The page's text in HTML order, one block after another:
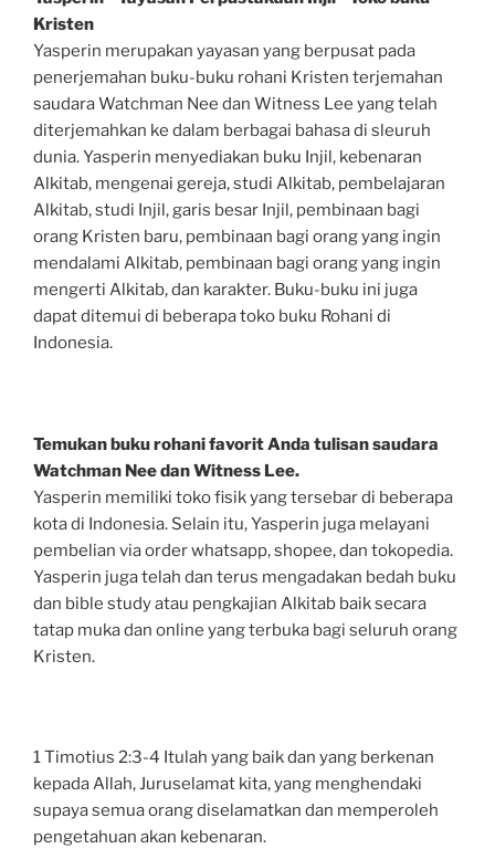
Kristen
Yasperin merupakan yayasan yang berpusat pada
penerjemahan buku-buku rohani Kristen terjemahan
saudara Watchman Nee dan Witness Lee yang telah
diterjemahkan ke dalam berbagai bahasa di sleuruh
dunia. Yasperin menyediakan buku Injil, kebenaran
Alkitab, mengenai gereja, studi Alkitab, pembelajaran
Alkitab, studi Injil, garis besar Injil, pembinaan bagi
orang Kristen baru, pembinaan bagi orang yang ingin
mendalami Alkitab, pembinaan bagi orang yang ingin
mengerti Alkitab, dan karakter. Buku-buku ini juga
dapat ditemui di beberapa toko buku Rohani di
Indonesia.
Temukan buku rohani favorit Anda tulisan saudara
Watchman Nee dan Witness Lee.
Yasperin memiliki toko fisik yang tersebar di beberapa
kota di Indonesia. Selain itu, Yasperin juga melayani
pembelian via order whatsapp, shopee, dan tokopedia.
Yasperin juga telah dan terus mengadakan bedah buku
dan bible study atau pengkajian Alkitab baik secara
tatap muka dan online yang terbuka bagi seluruh orang
Kristen.
1 Timotius 2:3-4 Itulah yang baik dan yang berkenan
kepada Allah, Juruselamat kita, yang menghendaki
supaya semua orang diselamatkan dan memperoleh
pengetahuan akan kebenaran.